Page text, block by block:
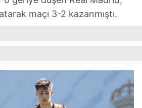
maçı 3-2 kazanmıştı.